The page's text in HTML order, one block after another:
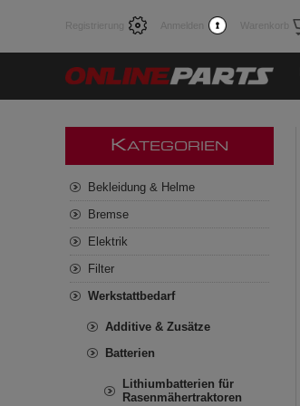
Registrierung Anmelden Warenkorb
KATEGORIEN
Bekleidung & Helme
Bremse
Elektrik
Filter
Werkstattbedarf
Additive & Zusätze
Batterien
Lithiumbatterien für
Rasenmähertraktoren